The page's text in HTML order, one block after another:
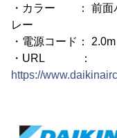
・カラー ： 前面
レー
・電源コード： 2.0m
・URL ：
https://